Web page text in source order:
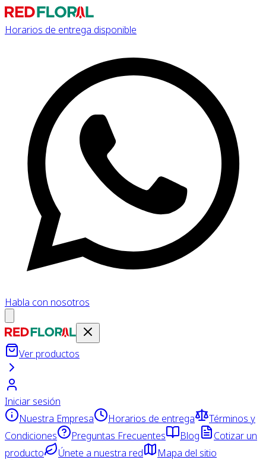
Horarios de entrega disponible
Habla con nosotros
Ver productos
Iniciar sesión
Nuestra Empresa
Horarios de entrega
Términos y
Condiciones
Preguntas Frecuentes Blog
Cotizar un
producto
Únete a nuestra red
Mapa del sitio